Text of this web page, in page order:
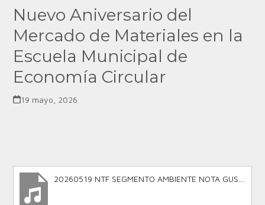
Nuevo Aniversario del
Mercado de Materiales en la
Escuela Municipal de
Economía Circular
19 mayo, 2026